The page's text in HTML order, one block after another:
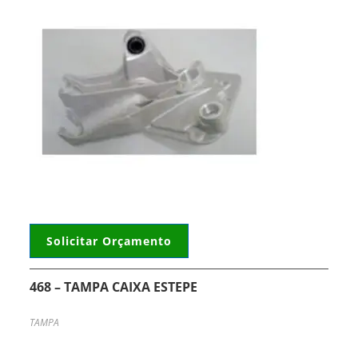
Solicitar Orçamento
468 – TAMPA CAIXA ESTEPE
TAMPA